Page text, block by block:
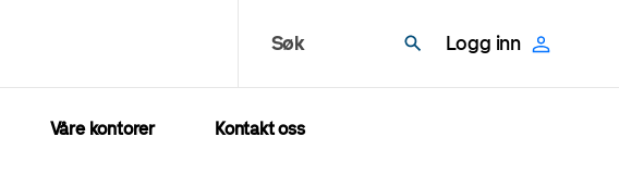
Søk Logg inn
Våre kontorer Kontakt oss